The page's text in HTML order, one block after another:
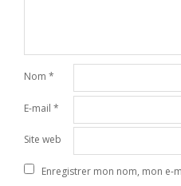
Nom *
E-mail *
Site web
Enregistrer mon nom, mon e-